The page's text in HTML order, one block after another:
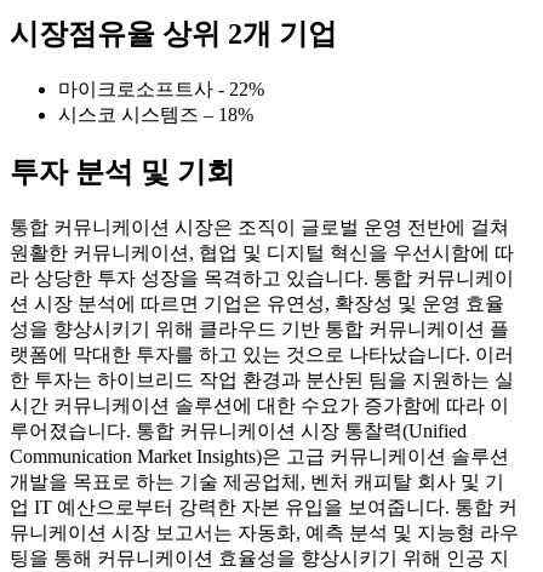
시장점유율 상위 2개 기업
마이크로소프트사 - 22%
시스코 시스템즈 – 18%
투자 분석 및 기회
통합 커뮤니케이션 시장은 조직이 글로벌 운영 전반에 걸쳐
원활한 커뮤니케이션, 협업 및 디지털 혁신을 우선시함에 따
라 상당한 투자 성장을 목격하고 있습니다. 통합 커뮤니케이
션 시장 분석에 따르면 기업은 유연성, 확장성 및 운영 효율
성을 향상시키기 위해 클라우드 기반 통합 커뮤니케이션 플
랫폼에 막대한 투자를 하고 있는 것으로 나타났습니다. 이러
한 투자는 하이브리드 작업 환경과 분산된 팀을 지원하는 실
시간 커뮤니케이션 솔루션에 대한 수요가 증가함에 따라 이
루어졌습니다. 통합 커뮤니케이션 시장 통찰력(Unified
Communication Market Insights)은 고급 커뮤니케이션 솔루션
개발을 목표로 하는 기술 제공업체, 벤처 캐피탈 회사 및 기
업 IT 예산으로부터 강력한 자본 유입을 보여줍니다. 통합 커
뮤니케이션 시장 보고서는 자동화, 예측 분석 및 지능형 라우
팅을 통해 커뮤니케이션 효율성을 향상시키기 위해 인공 지